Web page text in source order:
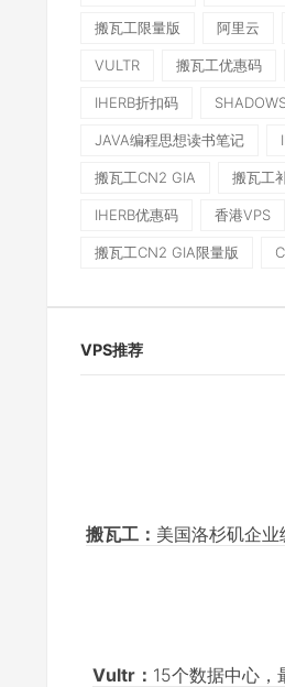
搬瓦工限量版 阿里云
VULTR 搬瓦工优惠码
IHERB折扣码
JAVA编程思想读书笔记
搬瓦工CN2 GIA 搬瓦工
IHERB优惠码 香港VPS
搬瓦工CN2 GIA限量版
VPS推荐
搬瓦工： 美国洛杉矶企
Vultr： 15个数据中心，